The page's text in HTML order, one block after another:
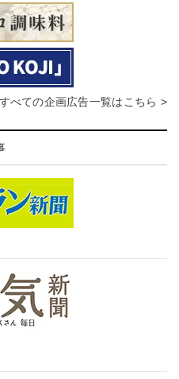
すべての企画広告一覧はこちら >